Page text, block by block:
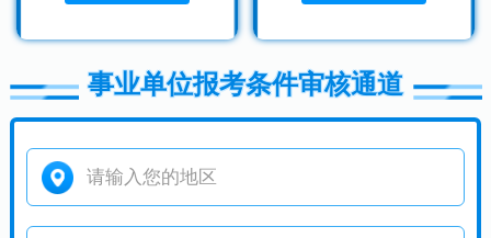
事业单位报考条件审核通道